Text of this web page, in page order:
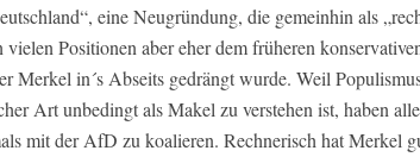
eine Neugründung, die gemeinhin als
Positionen aber eher dem früheren
Merkel in´s Abseits gedrängt wurde. Weil
Art unbedingt als Makel zu verstehen ist, haben
mit der AfD zu koalieren. Rechnerisch hat Merkel